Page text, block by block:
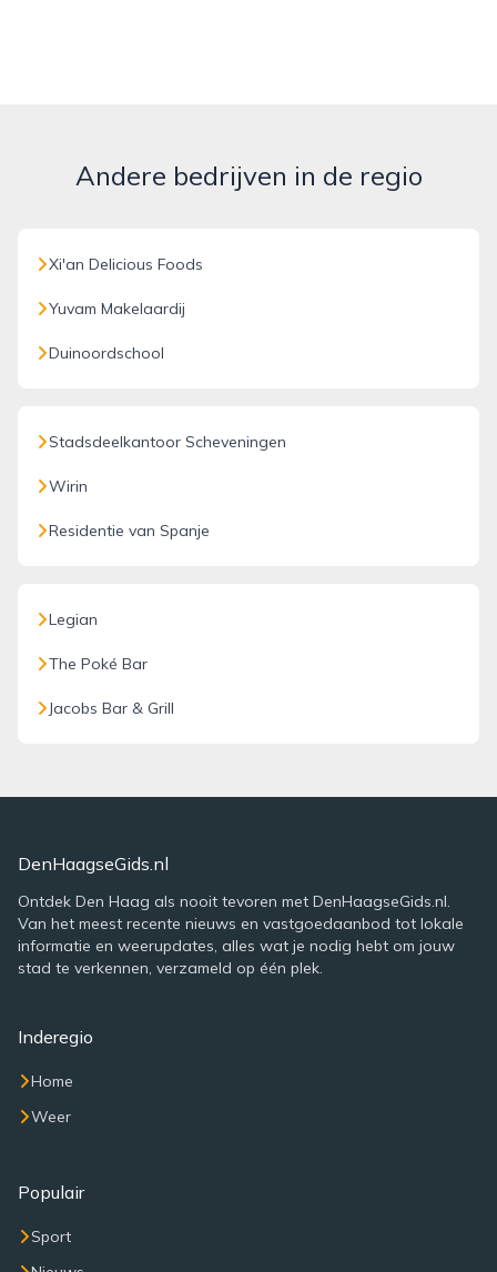
Andere bedrijven in de regio
Xi'an Delicious Foods
Yuvam Makelaardij
Duinoordschool
Stadsdeelkantoor Scheveningen
Wirin
Residentie van Spanje
Legian
The Poké Bar
Jacobs Bar & Grill
DenHaagseGids.nl
Ontdek Den Haag als nooit tevoren met DenHaagseGids.nl.
Van het meest recente nieuws en vastgoedaanbod tot lokale
informatie en weerupdates, alles wat je nodig hebt om jouw
stad te verkennen, verzameld op één plek.
Inderegio
Home
Weer
Populair
Sport